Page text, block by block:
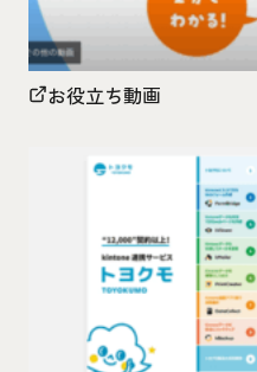
お役立ち動画